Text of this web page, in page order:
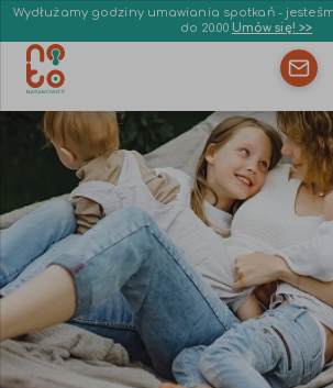
Wydłużamy godziny umawiania spotkań -
do 20.00 Umów się! >>